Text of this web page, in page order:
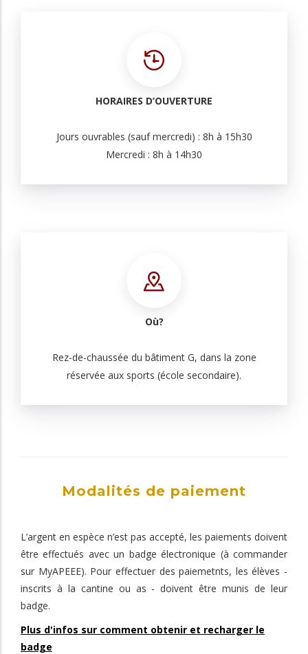
HORAIRES D’OUVERTURE
Jours ouvrables (sauf mercredi) : 8h à 15h30
Mercredi : 8h à 14h30
Où?
Rez-de-chaussée du bâtiment G, dans la zone
réservée aux sports (école secondaire).
Modalités de paiement
L’argent en espèce n’est pas accepté, les paiements doivent
être effectués avec un badge électronique (à commander
sur MyAPEEE). Pour effectuer des paiemetnts, les élèves -
inscrits à la cantine ou as - doivent être munis de leur
badge.
Plus d'infos sur comment obtenir et recharger le
badge